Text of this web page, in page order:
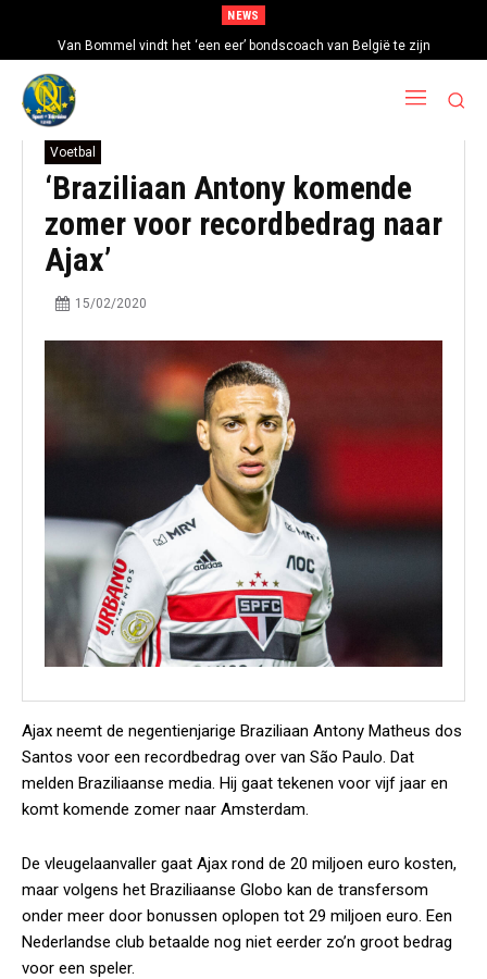
NEWS
Van Bommel vindt het ‘een eer’ bondscoach van België te zijn
Voetbal
‘Braziliaan Antony komende
zomer voor recordbedrag naar
Ajax’
15/02/2020
Ajax neemt de negentienjarige Braziliaan Antony Matheus dos
Santos voor een recordbedrag over van São Paulo. Dat
melden Braziliaanse media. Hij gaat tekenen voor vijf jaar en
komt komende zomer naar Amsterdam.
De vleugelaanvaller gaat Ajax rond de 20 miljoen euro kosten,
maar volgens het Braziliaanse Globo kan de transfersom
onder meer door bonussen oplopen tot 29 miljoen euro. Een
Nederlandse club betaalde nog niet eerder zo’n groot bedrag
voor een speler.